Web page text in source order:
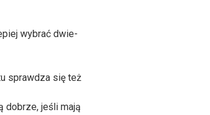
wybrać dwie-
sprawdza się też
dobrze, jeśli mają